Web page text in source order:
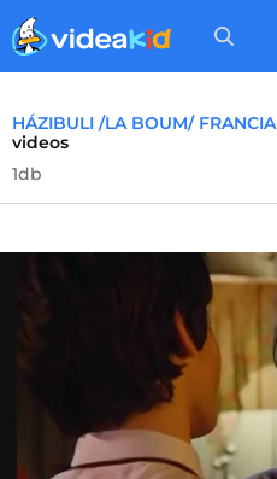
HÁZIBULI /LA BOUM/ FRANCIA
videos
1db